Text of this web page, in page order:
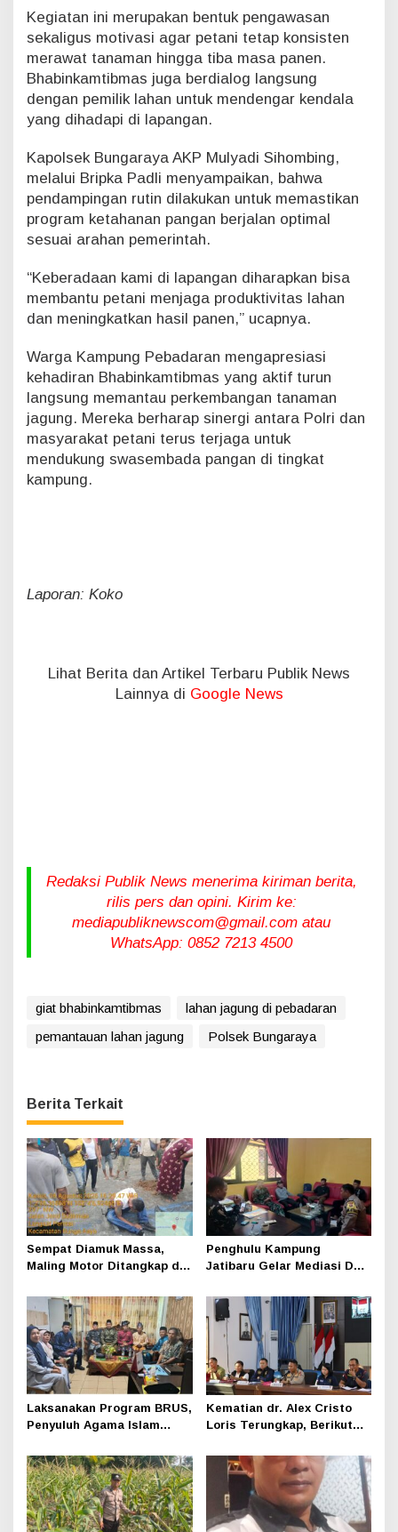
H
a
d
i
u
s
k
o
Kegiatan ini merupakan bentuk pengawasan
sekaligus motivasi agar petani tetap konsisten
merawat tanaman hingga tiba masa panen.
Bhabinkamtibmas juga berdialog langsung
dengan pemilik lahan untuk mendengar kendala
yang dihadapi di lapangan.
Kapolsek Bungaraya AKP Mulyadi Sihombing,
melalui Bripka Padli menyampaikan, bahwa
pendampingan rutin dilakukan untuk memastikan
program ketahanan pangan berjalan optimal
sesuai arahan pemerintah.
“Keberadaan kami di lapangan diharapkan bisa
membantu petani menjaga produktivitas lahan
dan meningkatkan hasil panen,” ucapnya.
Warga Kampung Pebadaran mengapresiasi
kehadiran Bhabinkamtibmas yang aktif turun
langsung memantau perkembangan tanaman
jagung. Mereka berharap sinergi antara Polri dan
masyarakat petani terus terjaga untuk
mendukung swasembada pangan di tingkat
kampung.
Laporan: Koko
Lihat Berita dan Artikel Terbaru Publik News
Lainnya di Google News
Redaksi Publik News menerima kiriman berita,
rilis pers dan opini. Kirim ke:
mediapubliknewscom@gmail.com atau
WhatsApp: 0852 7213 4500
giat bhabinkamtibmas
lahan jagung di pebadaran
pemantauan lahan jagung
Polsek Bungaraya
Berita Terkait
Sempat Diamuk Massa,
Maling Motor Ditangkap di
Penghulu Kampung
Jatibaru Gelar Mediasi Dua
Pihak Tak Hadir
Laksanakan Program BRUS,
Penyuluh Agama Islam
1
Kematian dr. Alex Cristo
Loris Terungkap, Berikut